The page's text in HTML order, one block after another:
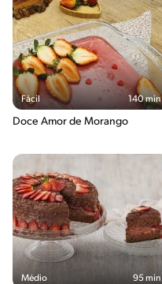
Fácil 140 min
Doce Amor de Morango
Médio 95 min